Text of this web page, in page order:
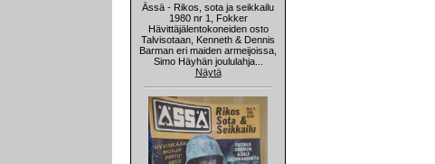
Ässä - Rikos, sota ja seikkailu
1980 nr 1, Fokker
Hävittäjälentokoneiden osto
Talvisotaan, Kenneth & Dennis
Barman eri maiden armeijoissa,
Simo Häyhän joululahja...
Näytä